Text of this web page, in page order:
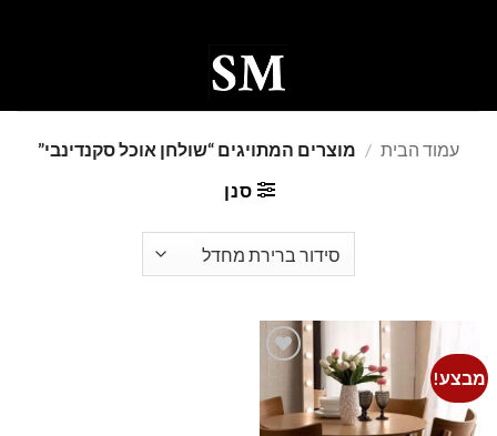
עמוד הבית / מוצרים המתויגים “שולחן אוכל סקנדינבי”
סנן
מבצע!